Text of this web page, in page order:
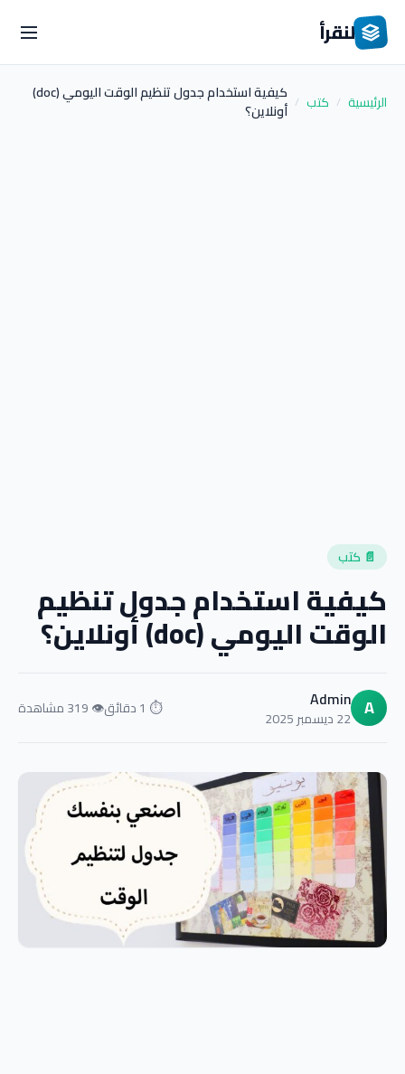
لنقرأ
الرئيسية / كتب /
كيفية استخدام جدول تنظيم الوقت اليومي (doc)
أونلاين؟
📄 كتب
كيفية استخدام جدول تنظيم
الوقت اليومي (doc) أونلاين؟
A
Admin
22 ديسمبر 2025 ⏱ 1 دقائق 👁 319 مشاهدة